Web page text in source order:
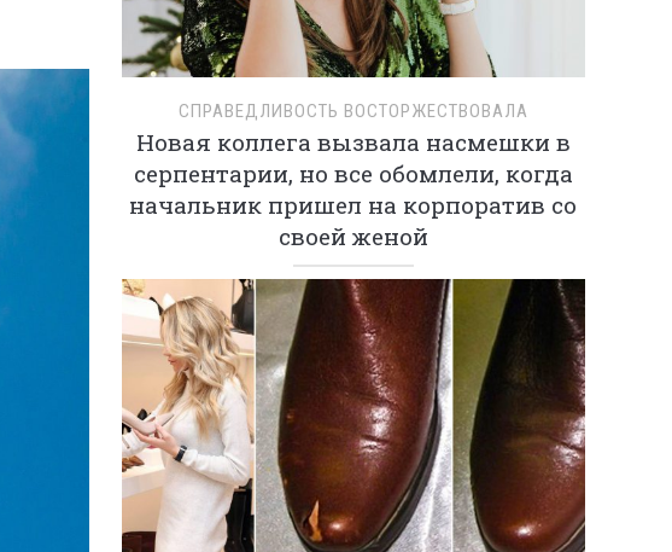
СПРАВЕДЛИВОСТЬ ВОСТОРЖЕСТВОВАЛА
Новая коллега вызвала насмешки в
серпентарии, но все обомлели, когда
начальник пришел на корпоратив со
своей женой